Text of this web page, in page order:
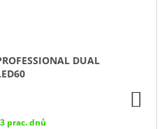
DUAL
prac. dnů